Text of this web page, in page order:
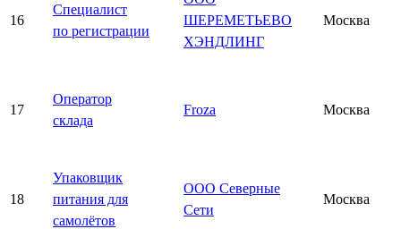
16
Специалист
по регистрации
ШЕРЕМЕТЬЕВО
ХЭНДЛИНГ
Москва
17
Оператор
склада
Froza Москва
18
Упаковщик
питания для
самолётов
ООО Северные
Сети
Москва